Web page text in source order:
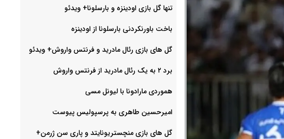
تنها گل بازی اودینزه و بارسلونا+ ویدئو
باخت باورنکردنی بارسلونا از اودینزه
گل های بازی رئال مادرید و فرنتس واروش+ ویدئو
برد ۲ به یک رئال مادرید از فرنتس واروش
هموردی مارادونا با لیونل مسی
امیرحسین طاهری به پرسپولیس پیوست
گل های بازی منچستریونایتد و پاری سن ژرمن+